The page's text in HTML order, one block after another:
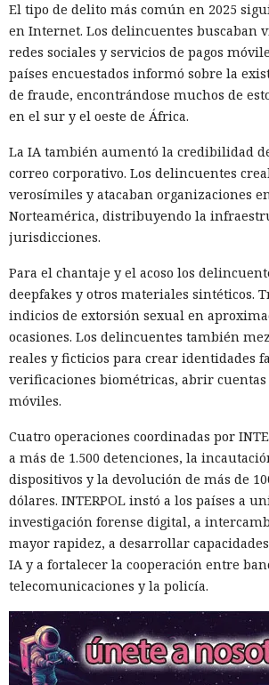
El tipo de delito más común en 2025
en Internet. Los delincuentes buscaban
redes sociales y servicios de pagos
países encuestados informó sobre la
de fraude, encontrándose muchos de
en el sur y el oeste de África.
La IA también aumentó la credibilidad
correo corporativo. Los delincuentes
verosímiles y atacaban organizaciones
Norteamérica, distribuyendo la
jurisdicciones.
Para el chantaje y el acoso los
deepfakes y otros materiales sintéticos.
indicios de extorsión sexual en
ocasiones. Los delincuentes también
reales y ficticios para crear identidades
verificaciones biométricas, abrir
móviles.
Cuatro operaciones coordinadas por
a más de 1.500 detenciones, la
dispositivos y la devolución de más de
dólares. INTERPOL instó a los países a
investigación forense digital, a
mayor rapidez, a desarrollar
IA y a fortalecer la cooperación entre
telecomunicaciones y la policía.